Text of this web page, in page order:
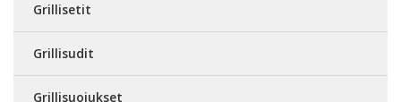
Grillisetit
Grillisudit
Grillisuojukset